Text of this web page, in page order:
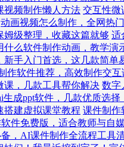
视频制作懒人方法 交互性微
动画视频怎么制作，全网热
级整理，收藏这篇就够 适
什么软件制作动画，教学演
新手入门首选，这几款简单
作软件推荐，高效制作交
课，几款工具帮你解决 数字
生成ppt软件，几款优质选择
搭建虚拟课堂教程 课件制作
件免费版，适合教师与自
，AI课件制作全流程工具清